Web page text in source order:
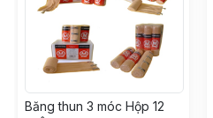
Băng thun 3 móc Hộp 12